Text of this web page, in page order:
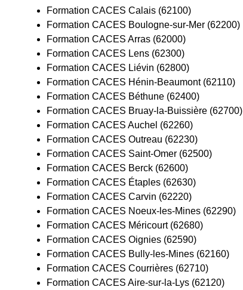
Formation CACES Calais (62100)
Formation CACES Boulogne-sur-Mer (62200)
Formation CACES Arras (62000)
Formation CACES Lens (62300)
Formation CACES Liévin (62800)
Formation CACES Hénin-Beaumont (62110)
Formation CACES Béthune (62400)
Formation CACES Bruay-la-Buissière (62700)
Formation CACES Auchel (62260)
Formation CACES Outreau (62230)
Formation CACES Saint-Omer (62500)
Formation CACES Berck (62600)
Formation CACES Étaples (62630)
Formation CACES Carvin (62220)
Formation CACES Noeux-les-Mines (62290)
Formation CACES Méricourt (62680)
Formation CACES Oignies (62590)
Formation CACES Bully-les-Mines (62160)
Formation CACES Courrières (62710)
Formation CACES Aire-sur-la-Lys (62120)